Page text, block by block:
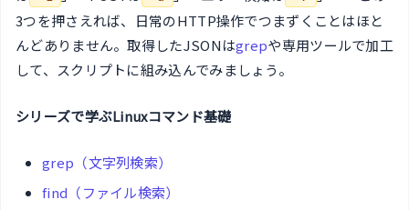
3つを押さえれば、日常のHTTP操作でつまずくことはほと
んどありません。取得したJSONはgrepや専用ツールで加工
して、スクリプトに組み込んでみましょう。
シリーズで学ぶLinuxコマンド基礎
grep（文字列検索）
find（ファイル検索）